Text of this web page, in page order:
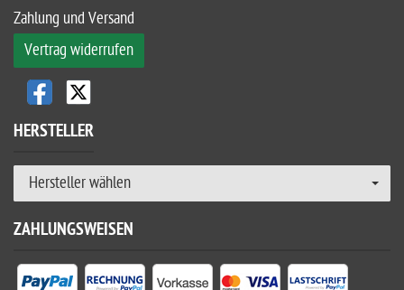
Zahlung und Versand
Vertrag widerrufen
HERSTELLER
Hersteller wählen
ZAHLUNGSWEISEN